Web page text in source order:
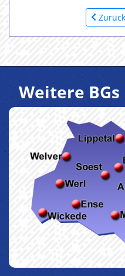
Zurück
Weitere